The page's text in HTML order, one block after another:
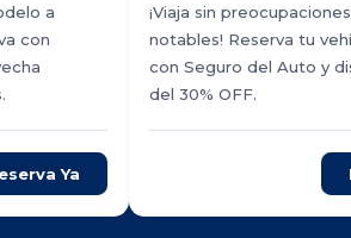
a
con
Ya
¡Viaja sin
notables! Reserva tu
con Seguro del Auto y
del 30% OFF.